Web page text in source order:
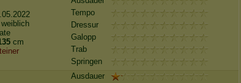
cm
Tempo
Dressur
Galopp
Trab
Springen
Ausdauer